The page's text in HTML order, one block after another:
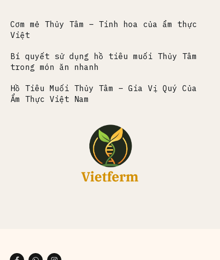
Cơm mẻ Thủy Tâm – Tinh hoa của ẩm thực
Việt
Bí quyết sử dụng hồ tiêu muối Thủy Tâm
trong món ăn nhanh
Hồ Tiêu Muối Thủy Tâm – Gia Vị Quý Của
Ẩm Thực Việt Nam